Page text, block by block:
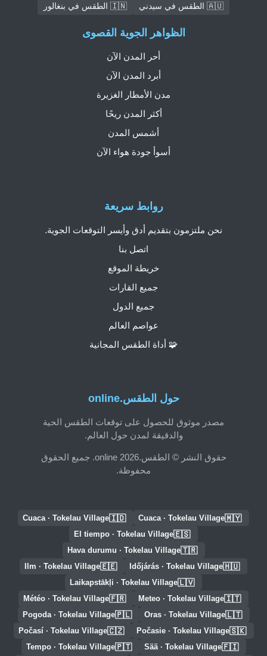
🇦🇺 الطقس في سيدني
🇮🇳 الطقس في بنغالور
حول الطقس.online
مصدر موثوق للحصول على توقعات الطقس الحية
والدقيقة لمدن حول العالم.
حقوق النشر © الطقس.online 2026. جميع الحقوق
محفوظة.
روابط سريعة
نحن ملتزمون بتقديم أدق وأيسر التوقعات الجوية.
اتصل بنا
خريطة الموقع
جميع القارات
جميع الدول
عواصم العالم
🧩 أداة الطقس المجانية
الظواهر الجوية القصوى
أحر المدن الآن
أبرد المدن الآن
مدن الأمطار الغزيرة
أكثر المدن ريحًا
أشمس المدن
أسوأ جودة هواء الآن
🇲🇾
Cuaca · Tokelau Village
🇮🇩
Cuaca · Tokelau Village
🇪🇸
El tiempo · Tokelau Village
🇹🇷
Hava durumu · Tokelau Village
🇭🇺
Időjárás · Tokelau Village
🇪🇪
Ilm · Tokelau Village
🇱🇻
Laikapstākļi · Tokelau Village
🇮🇹
Meteo · Tokelau Village
🇫🇷
Météo · Tokelau Village
🇱🇹
Oras · Tokelau Village
🇵🇱
Pogoda · Tokelau Village
🇸🇰
Počasie · Tokelau Village
🇨🇿
Počasí · Tokelau Village
🇫🇮
Sää · Tokelau Village
🇵🇹
Tempo · Tokelau Village